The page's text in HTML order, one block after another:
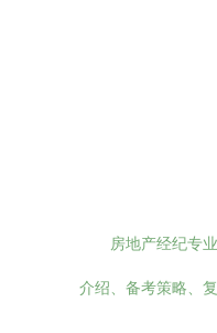
房地产经纪专
介绍、备考策略、